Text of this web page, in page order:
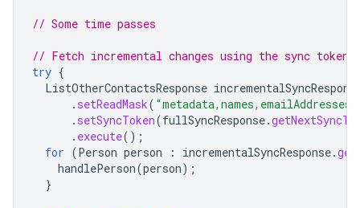
// Some time passes
// Fetch incremental changes using the sync
try {
ListOtherContactsResponse
. setReadMask( "metadata,names,emailAddresses"
. setSyncToken(fullSyncResponse.
. execute();
for (Person person : incrementalSyncResponse.
handlePerson(person);
}